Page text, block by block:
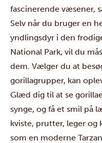
fascinerende væsener,
Selv når du bruger en
yndlingsdyr i den
National Park, vil du
dem. Vælger du at
gorillagrupper, kan
Glæd dig til at se
synge, og få et smil på
kviste, prutter, leger og
som en moderne